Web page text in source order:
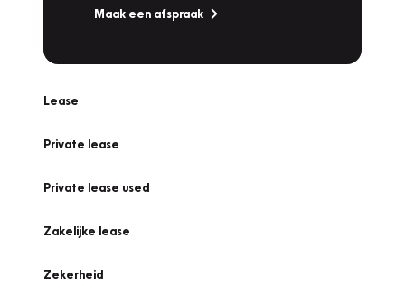
Maak een afspraak
Lease
Private lease
Private lease used
Zakelijke lease
Zekerheid